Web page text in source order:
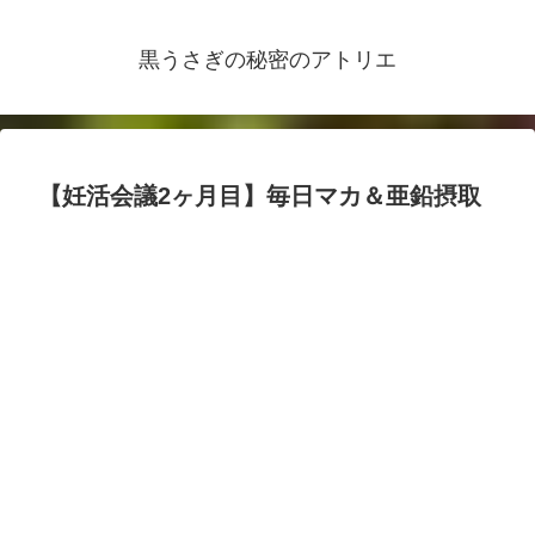
黒うさぎの秘密のアトリエ
【妊活会議2ヶ月目】毎日マカ＆亜鉛摂取